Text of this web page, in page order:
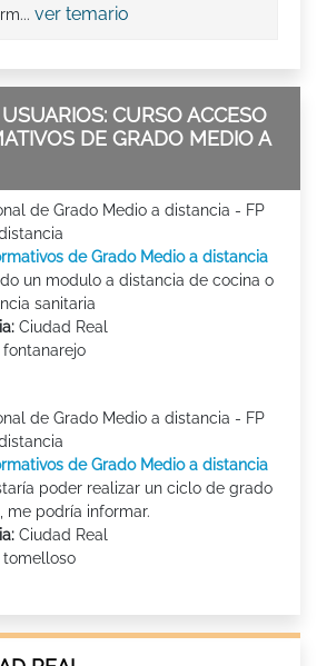
ver temario
CURSO ACCESO
DE GRADO MEDIO A
de Grado Medio a distancia - FP
de Grado Medio a distancia
un modulo a distancia de cocina o
sanitaria
Ciudad Real
fontanarejo
de Grado Medio a distancia - FP
de Grado Medio a distancia
poder realizar un ciclo de grado
me podría informar.
Ciudad Real
tomelloso